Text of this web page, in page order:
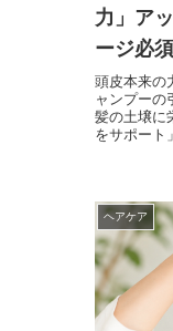
力」ア
ージ必須
頭皮本来の
ャンプーの
髪の土壌に
をサポート
ヘアケア